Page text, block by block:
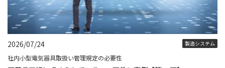
2026/07/24 製造システム
社内小型電気器具取扱い管理規定の必要性